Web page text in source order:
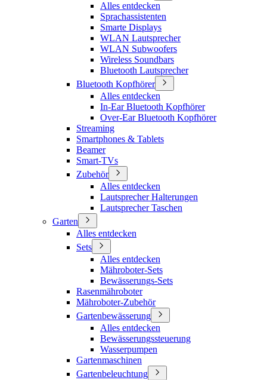
Alles entdecken
Sprachassistenten
Smarte Displays
WLAN Lautsprecher
WLAN Subwoofers
Wireless Soundbars
Bluetooth Lautsprecher
Bluetooth Kopfhörer
Alles entdecken
In-Ear Bluetooth Kopfhörer
Over-Ear Bluetooth Kopfhörer
Streaming
Smartphones & Tablets
Beamer
Smart-TVs
Zubehör
Alles entdecken
Lautsprecher Halterungen
Lautsprecher Taschen
Garten
Alles entdecken
Sets
Alles entdecken
Mähroboter-Sets
Bewässerungs-Sets
Rasenmähroboter
Mähroboter-Zubehör
Gartenbewässerung
Alles entdecken
Bewässerungssteuerung
Wasserpumpen
Gartenmaschinen
Gartenbeleuchtung